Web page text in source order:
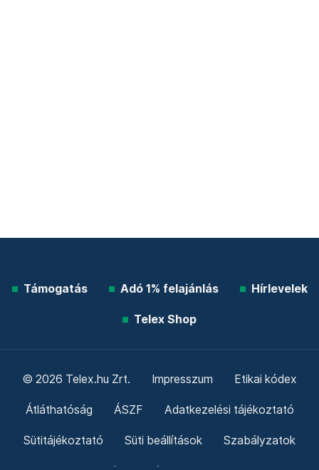
Támogatás Adó 1% felajánlás Hírlevelek
Telex Shop
© 2026 Telex.hu Zrt. Impresszum Etikai kódex
Átláthatóság ÁSZF Adatkezelési tájékoztató
Sütitájékoztató Süti beállítások Szabályzatok